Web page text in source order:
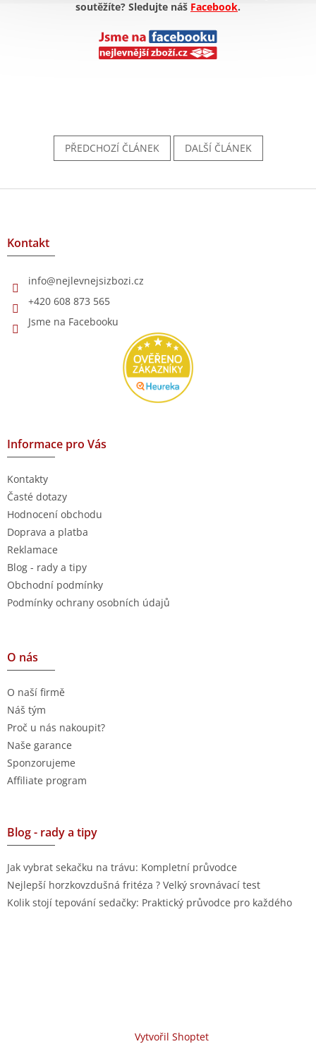
soutěžíte? Sledujte náš Facebook.
PŘEDCHOZÍ ČLÁNEK DALŠÍ ČLÁNEK
Z
Kontakt
info@nejlevnejsizbozi.cz
+420 608 873 565
Jsme na Facebooku
Informace pro Vás
Kontakty
Časté dotazy
Hodnocení obchodu
Doprava a platba
Reklamace
Blog - rady a tipy
Obchodní podmínky
Podmínky ochrany osobních údajů
O nás
O naší firmě
Náš tým
Proč u nás nakoupit?
Naše garance
Sponzorujeme
Affiliate program
Blog - rady a tipy
Jak vybrat sekačku na trávu: Kompletní průvodce
Nejlepší horzkovzdušná fritéza ? Velký srovnávací test
Kolik stojí tepování sedačky: Praktický průvodce pro každého
Vytvořil Shoptet